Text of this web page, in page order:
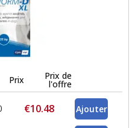
Prix Prix de
l'offre
€10.48